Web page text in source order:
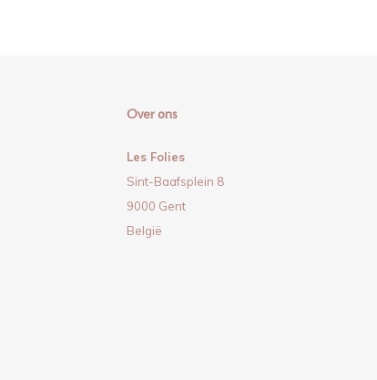
Over ons
Les Folies
Sint-Baafsplein 8
9000 Gent
België